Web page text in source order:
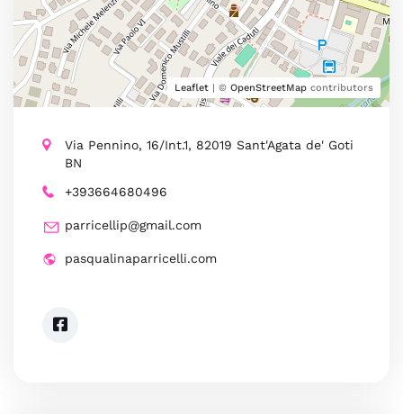
Leaflet | © OpenStreetMap contributors
Via Pennino, 16/Int.1, 82019 Sant'Agata de' Goti
BN
+393664680496
parricellip@gmail.com
pasqualinaparricelli.com